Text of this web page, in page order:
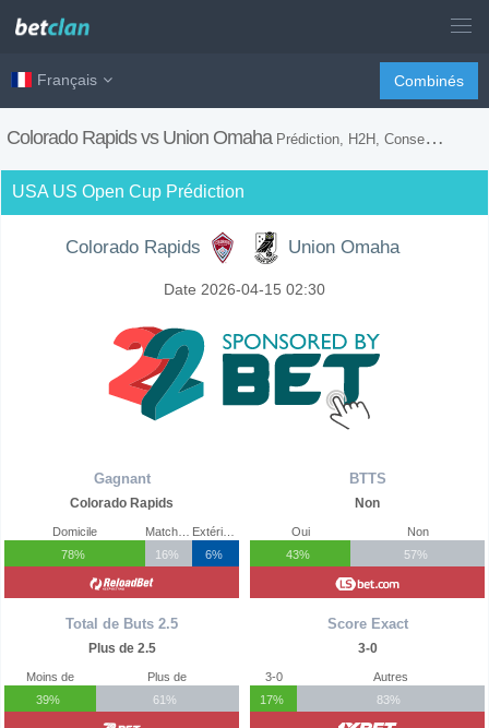
Français Combinés
Colorado Rapids vs Union Omaha Prédiction, H2H, Conseils de Paris et Prévision du Match
USA US Open Cup Prédiction
Colorado Rapids Union Omaha
Date 2026-04-15 02:30
Gagnant
Colorado Rapids
Domicile
78%
16%
6%
Total de Buts 2.5
Plus de 2.5
Moins de
39%
Plus de
61%
BTTS
Non
Oui
43%
Non
57%
Score Exact
3-0
3-0
17%
Autres
83%